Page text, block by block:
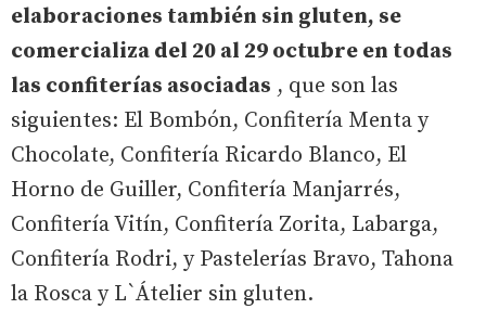
elaboraciones también sin gluten, se
comercializa del 20 al 29 octubre en todas
las confiterías asociadas , que son las
siguientes: El Bombón, Confitería Menta y
Chocolate, Confitería Ricardo Blanco, El
Horno de Guiller, Confitería Manjarrés,
Confitería Vitín, Confitería Zorita, Labarga,
Confitería Rodri, y Pastelerías Bravo, Tahona
la Rosca y L`Átelier sin gluten.